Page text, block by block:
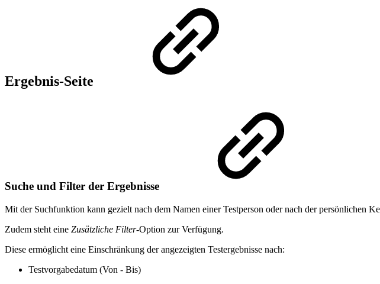
Ergebnis-Seite
Suche und Filter der Ergebnisse
Mit der Suchfunktion kann gezielt nach dem Namen einer Testperson oder nach der persönlichen
Zudem steht eine Zusätzliche Filter-Option zur Verfügung.
Diese ermöglicht eine Einschränkung der angezeigten Testergebnisse nach:
Testvorgabedatum (Von - Bis)